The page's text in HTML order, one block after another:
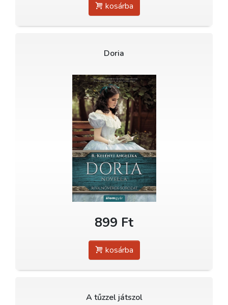
kosárba
Doria
899 Ft
kosárba
A tűzzel játszol